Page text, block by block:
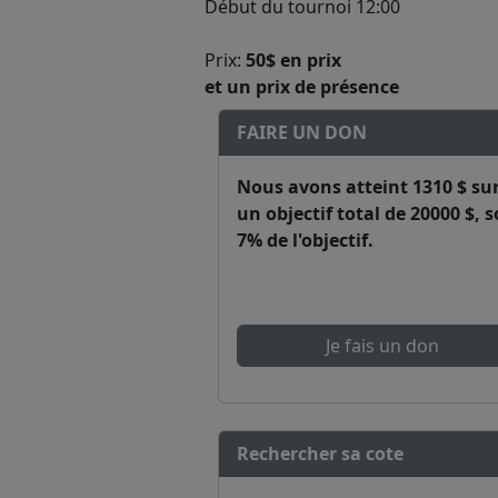
Début du tournoi 12:00
Prix: 50$ en prix
et un prix de présence
FAIRE UN DON
Nous avons atteint 1310 $
un objectif total de20000 $,
7% de l'objectif.
Je fais un don
Rechercher sa cote